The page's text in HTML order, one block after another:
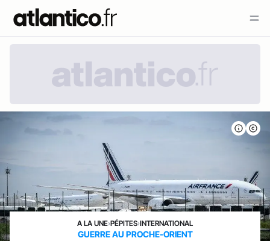
A LA UNE›PÉPITES›INTERNATIONAL
GUERRE AU PROCHE-ORIENT